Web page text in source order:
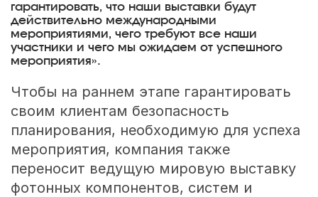
гарантировать, что наши выставки будут
действительно международными
мероприятиями, чего требуют все наши
участники и чего мы ожидаем от успешного
мероприятия».
Чтобы на раннем этапе гарантировать
своим клиентам безопасность
планирования, необходимую для успеха
мероприятия, компания также
переносит ведущую мировую выставку
фотонных компонентов, систем и